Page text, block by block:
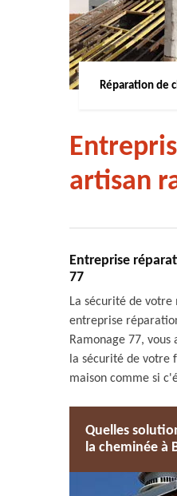
Réparation de
artisan
Entreprise
77
La sécurité de
entreprise
Ramonage 77,
la sécurité de votre
maison comme si
Quelles
la cheminée à